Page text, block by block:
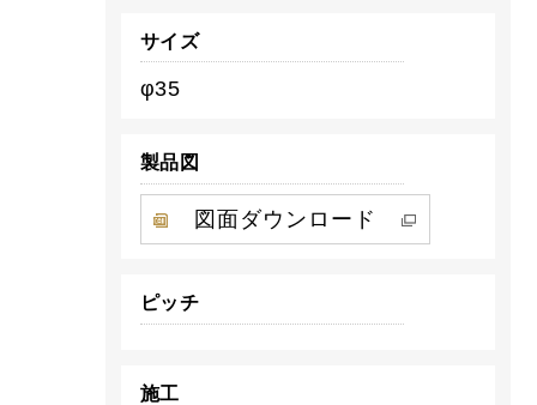
サイズ
φ35
製品図
図面ダウンロード
ピッチ
施工